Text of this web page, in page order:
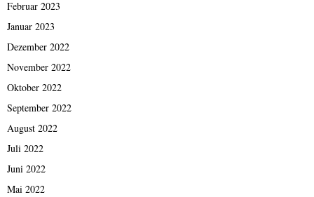
Februar 2023
Januar 2023
Dezember 2022
November 2022
Oktober 2022
September 2022
August 2022
Juli 2022
Juni 2022
Mai 2022